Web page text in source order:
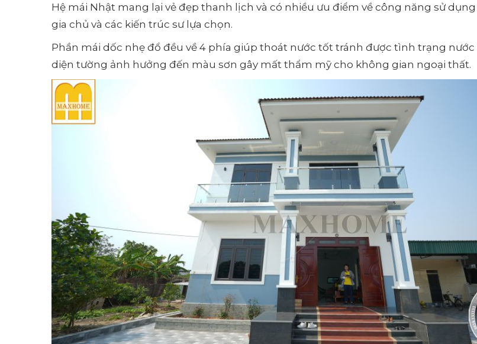
Hệ mái Nhật mang lại vẻ đẹp thanh lịch và có nhiều ưu điểm về công năng sử
gia chủ và các kiến trúc sư lựa chọn.
Phần mái dốc nhẹ đổ đều về 4 phía giúp thoát nước tốt tránh được tình trạng nước
diện tường ảnh hưởng đến màu sơn gây mất thẩm mỹ cho không gian ngoại thất.